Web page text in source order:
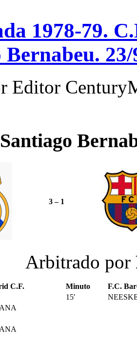
1978-79.
Bernabeu.
Editor
Santiago
3 – 1
Arbitrado por
C.F. Minuto
F.C.
15′